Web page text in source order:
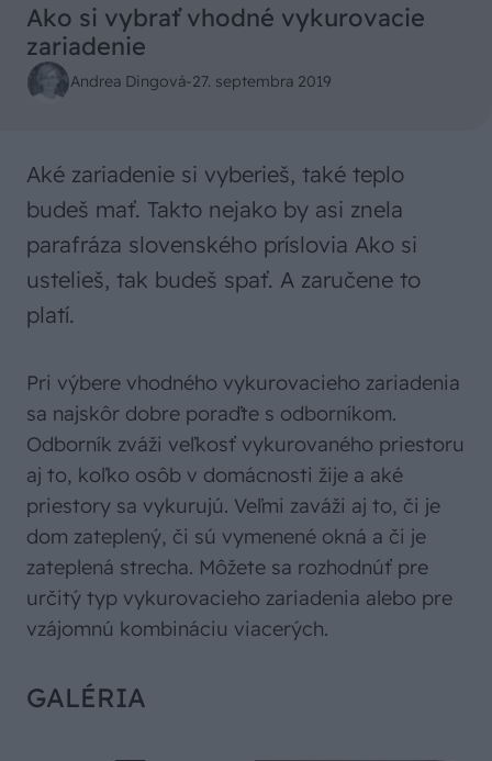
Ako si vybrať vhodné vykurovacie
zariadenie
Andrea Dingová-27. septembra 2019
Aké zariadenie si vyberieš, také teplo
budeš mať. Takto nejako by asi znela
parafráza slovenského príslovia Ako si
ustelieš, tak budeš spať. A zaručene to
platí.
Pri výbere vhodného vykurovacieho zariadenia
sa najskôr dobre poraďte s odborníkom.
Odborník zváži veľkosť vykurovaného priestoru
aj to, koľko osôb v domácnosti žije a aké
priestory sa vykurujú. Veľmi zaváži aj to, či je
dom zateplený, či sú vymenené okná a či je
zateplená strecha. Môžete sa rozhodnúť pre
určitý typ vykurovacieho zariadenia alebo pre
vzájomnú kombináciu viacerých.
GALÉRIA